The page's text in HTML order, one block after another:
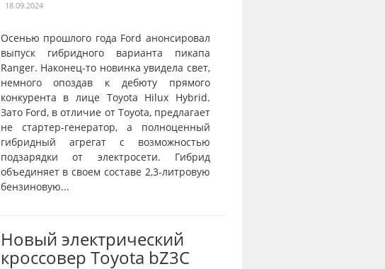
18.09.2024
Осенью прошлого года Ford анонсировал
выпуск гибридного варианта пикапа
Ranger. Наконец-то новинка увидела свет,
немного опоздав к дебюту прямого
конкурента в лице Toyota Hilux Hybrid.
Зато Ford, в отличие от Toyota, предлагает
не стартер-генератор, а полноценный
гибридный агрегат с возможностью
подзарядки от электросети. Гибрид
объединяет в своем составе 2,3-литровую
бензиновую...
Новый электрический
кроссовер Toyota bZ3C